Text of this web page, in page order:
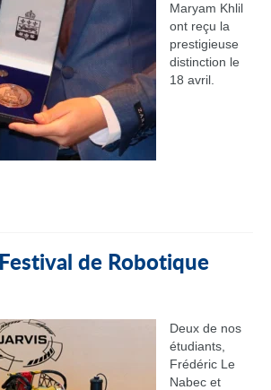
Maryam Khlil
ont reçu la
prestigieuse
distinction le
18 avril.
de Robotique
Deux de nos
étudiants,
Frédéric Le
Nabec et